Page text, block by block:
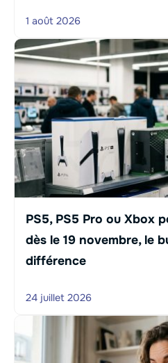
1 août 2026
PS5, PS5 Pro ou Xbox
dès le 19 novembre, le
différence
24 juillet 2026